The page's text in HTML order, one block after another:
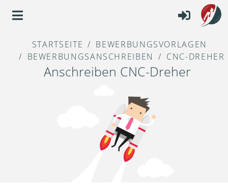
STARTSEITE
BEWERBUNGSVORLAGEN
BEWERBUNGSANSCHREIBEN
CNC-DREHER
Anschreiben CNC-Dreher